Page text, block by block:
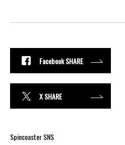
Facebook SHARE
X SHARE
Spincoaster SNS